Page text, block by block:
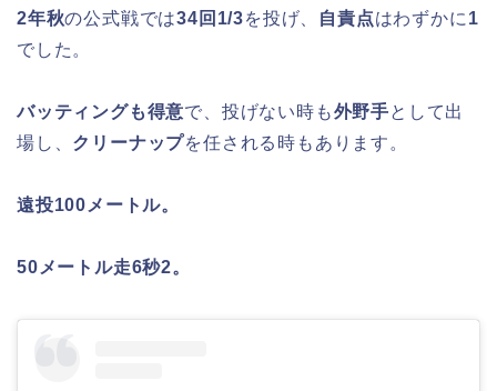
2年秋の公式戦では34回1/3を投げ、 自責点はわずかに 1
でした。
バッティングも得意で、投げない時も外野手として出
場し、 クリーナップを任される時もあります。
遠投100メートル。
50メートル走6秒2。